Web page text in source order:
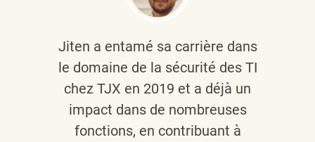
Jiten a entamé sa carrière dans
le domaine de la sécurité des TI
chez TJX en 2019 et a déjà un
impact dans de nombreuses
fonctions, en contribuant à